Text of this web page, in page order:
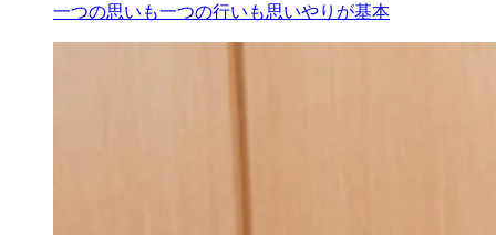
一つの思いも一つの行いも思いやりが基本